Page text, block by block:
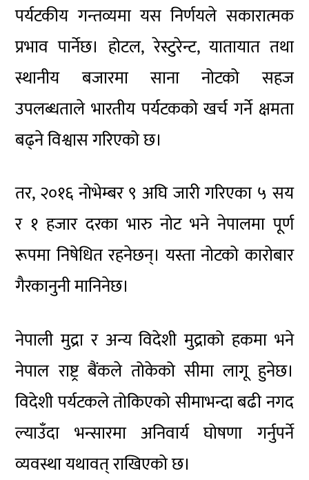
पर्यटकीय गन्तव्यमा यस निर्णयले सकारात्मक
प्रभाव पार्नेछ। होटल, रेस्टुरेन्ट, यातायात तथा
स्थानीय बजारमा साना नोटको सहज
उपलब्धताले भारतीय पर्यटकको खर्च गर्ने क्षमता
बढ्ने विश्वास गरिएको छ।
तर, २०१६ नोभेम्बर ९ अघि जारी गरिएका ५ सय
र १ हजार दरका भारु नोट भने नेपालमा पूर्ण
रूपमा निषेधित रहनेछन्। यस्ता नोटको कारोबार
गैरकानुनी मानिनेछ।
नेपाली मुद्रा र अन्य विदेशी मुद्राको हकमा भने
नेपाल राष्ट्र बैंकले तोकेको सीमा लागू हुनेछ।
विदेशी पर्यटकले तोकिएको सीमाभन्दा बढी नगद
ल्याउँदा भन्सारमा अनिवार्य घोषणा गर्नुपर्ने
व्यवस्था यथावत् राखिएको छ।